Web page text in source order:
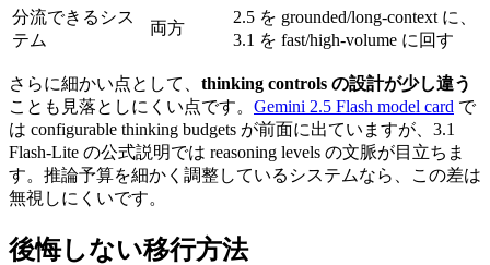
分流できるシス
テム
両方
2.5 を grounded/long-context に、
3.1 を fast/high-volume に回す
さらに細かい点として、 thinking controls の設計が少し違う
ことも見落としにくい点です。 Gemini 2.5 Flash model card で
は configurable thinking budgets が前面に出ていますが、3.1
Flash-Lite の公式説明では reasoning levels の文脈が目立ちま
す。推論予算を細かく調整しているシステムなら、この差は
無視しにくいです。
後悔しない移行方法